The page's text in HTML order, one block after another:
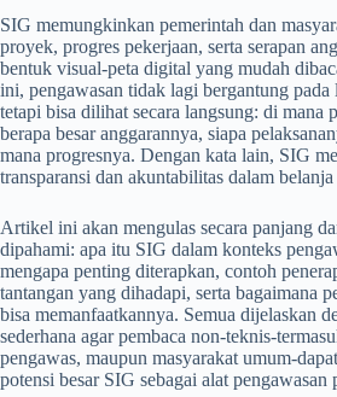
SIG memungkinkan pemerintah dan
proyek, progres pekerjaan, serta serapan
bentuk visual-peta digital yang mudah
ini, pengawasan tidak lagi bergantung pada
tetapi bisa dilihat secara langsung: di mana
berapa besar anggarannya, siapa
mana progresnya. Dengan kata lain, SIG
transparansi dan akuntabilitas dalam
Artikel ini akan mengulas secara panjang
dipahami: apa itu SIG dalam konteks
mengapa penting diterapkan, contoh
tantangan yang dihadapi, serta bagaimana
bisa memanfaatkannya. Semua dijelaskan
sederhana agar pembaca non-teknis-
pengawas, maupun masyarakat umum-
potensi besar SIG sebagai alat pengawasan